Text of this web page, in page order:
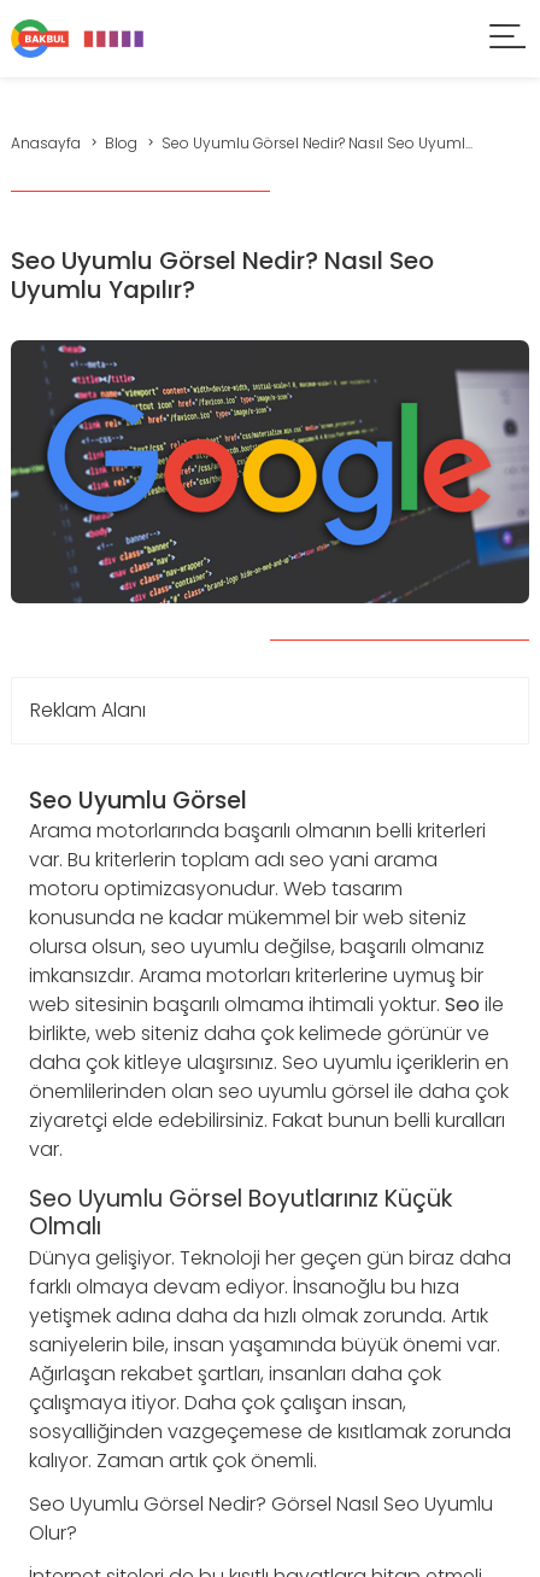
Anasayfa Blog Seo Uyumlu Görsel Nedir? Nasıl Seo Uyuml...
Seo Uyumlu Görsel Nedir? Nasıl Seo
Uyumlu Yapılır?
Reklam Alanı
Seo Uyumlu Görsel
Arama motorlarında başarılı olmanın belli kriterleri
var. Bu kriterlerin toplam adı seo yani arama
motoru optimizasyonudur. Web tasarım
konusunda ne kadar mükemmel bir web siteniz
olursa olsun, seo uyumlu değilse, başarılı olmanız
imkansızdır. Arama motorları kriterlerine uymuş bir
web sitesinin başarılı olmama ihtimali yoktur. Seo ile
birlikte, web siteniz daha çok kelimede görünür ve
daha çok kitleye ulaşırsınız. Seo uyumlu içeriklerin en
önemlilerinden olan seo uyumlu görsel ile daha çok
ziyaretçi elde edebilirsiniz. Fakat bunun belli kuralları
var.
Seo Uyumlu Görsel Boyutlarınız Küçük
Olmalı
Dünya gelişiyor. Teknoloji her geçen gün biraz daha
farklı olmaya devam ediyor. İnsanoğlu bu hıza
yetişmek adına daha da hızlı olmak zorunda. Artık
saniyelerin bile, insan yaşamında büyük önemi var.
Ağırlaşan rekabet şartları, insanları daha çok
çalışmaya itiyor. Daha çok çalışan insan,
sosyalliğinden vazgeçemese de kısıtlamak zorunda
kalıyor. Zaman artık çok önemli.
Seo Uyumlu Görsel Nedir? Görsel Nasıl Seo Uyumlu
Olur?